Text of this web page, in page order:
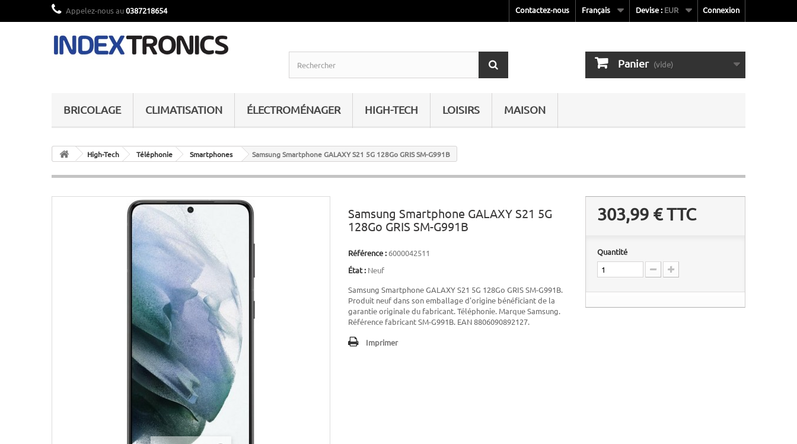
Connexion
Devise : EUR
Français
Contactez-nous
Appelez-nous au0387218654
Panier (vide)
BRICOLAGE CLIMATISATION ÉLECTROMÉNAGER HIGH-TECH LOISIRS MAISON
High-Tech Téléphonie Smartphones Samsung Smartphone GALAXY S21 5G 128Go GRIS SM-G991B
Samsung Smartphone GALAXY S21 5G
128Go GRIS SM-G991B
Référence : 6000042511
État : Neuf
Samsung Smartphone GALAXY S21 5G 128Go GRIS SM-G991B.
Produit neuf dans son emballage d'origine bénéficiant de la
garantie originale du fabricant. Téléphonie. Marque Samsung.
Référence fabricant SM-G991B. EAN 8806090892127.
Imprimer
303,99 €TTC
Quantité